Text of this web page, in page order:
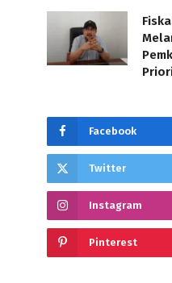
Facebook
Twitter
Instagram
Pinterest